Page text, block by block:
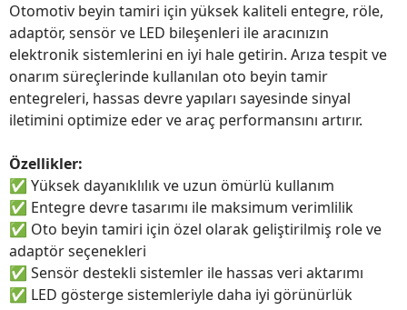
Otomotiv beyin tamiri için yüksek kaliteli entegre, röle,
adaptör, sensör ve LED bileşenleri ile aracınızın
elektronik sistemlerini en iyi hale getirin. Arıza tespit ve
onarım süreçlerinde kullanılan oto beyin tamir
entegreleri, hassas devre yapıları sayesinde sinyal
iletimini optimize eder ve araç performansını artırır.
Özellikler:
✅ Yüksek dayanıklılık ve uzun ömürlü kullanım
✅ Entegre devre tasarımı ile maksimum verimlilik
✅ Oto beyin tamiri için özel olarak geliştirilmiş role ve
adaptör seçenekleri
✅ Sensör destekli sistemler ile hassas veri aktarımı
✅ LED gösterge sistemleriyle daha iyi görünürlük